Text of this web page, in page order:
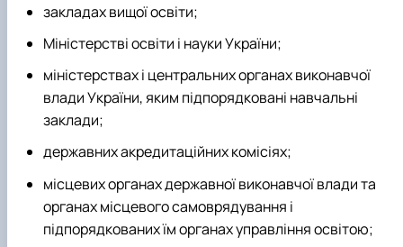
закладах вищої освіти;
Міністерстві освіти і науки України;
міністерствах і центральних органах виконавчої
влади України, яким підпорядковані навчальні
заклади;
державних акредитаційних комісіях;
місцевих органах державної виконавчої влади та
органах місцевого самоврядування і
підпорядкованих їм органах управління освітою;